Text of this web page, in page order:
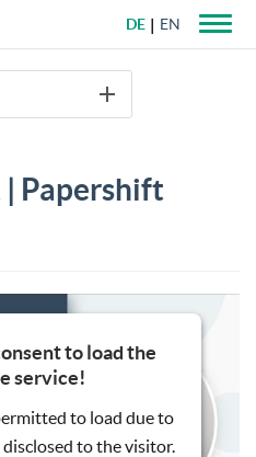
DE EN
Papershift
to load the
service!
to load due to
to the visitor.